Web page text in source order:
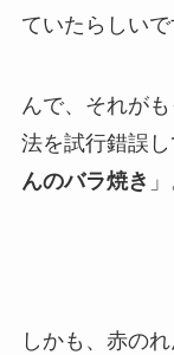
ていたらしいで
んで、それが
法を試行錯誤
んのバラ焼き 」
しかも、赤の